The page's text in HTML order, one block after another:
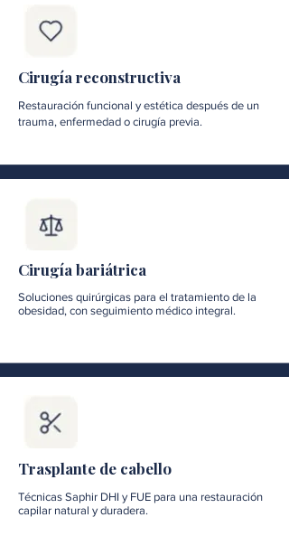
Cirugía reconstructiva
Restauración funcional y estética después de un
trauma, enfermedad o cirugía previa.
Cirugía bariátrica
Soluciones quirúrgicas para el tratamiento de la
obesidad, con seguimiento médico integral.
Trasplante de cabello
Técnicas Saphir DHI y FUE para una restauración
capilar natural y duradera.